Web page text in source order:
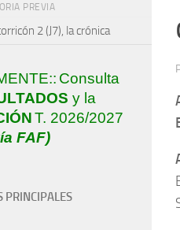
PREVIA
2 (J7), la crónica
Consulta
y la
T. 2026/2027
FAF)
PRINCIPALES